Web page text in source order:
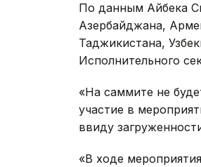
По данным Айбека
Азербайджана,
Таджикистана,
Исполнительного
«На саммите не
участие в
ввиду
«В ходе